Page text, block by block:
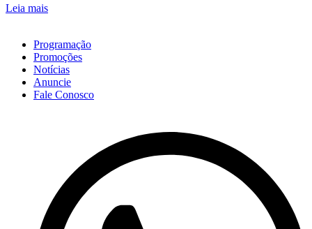
Leia mais
Programação
Promoções
Notícias
Anuncie
Fale Conosco